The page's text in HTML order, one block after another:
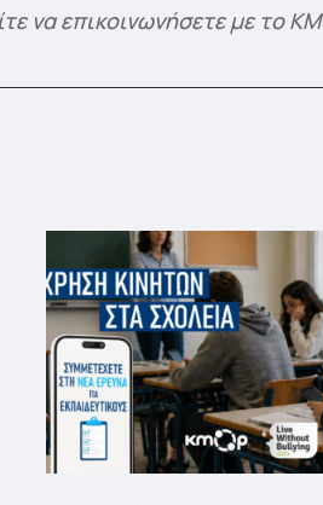
να επικοινωνήσετε με το